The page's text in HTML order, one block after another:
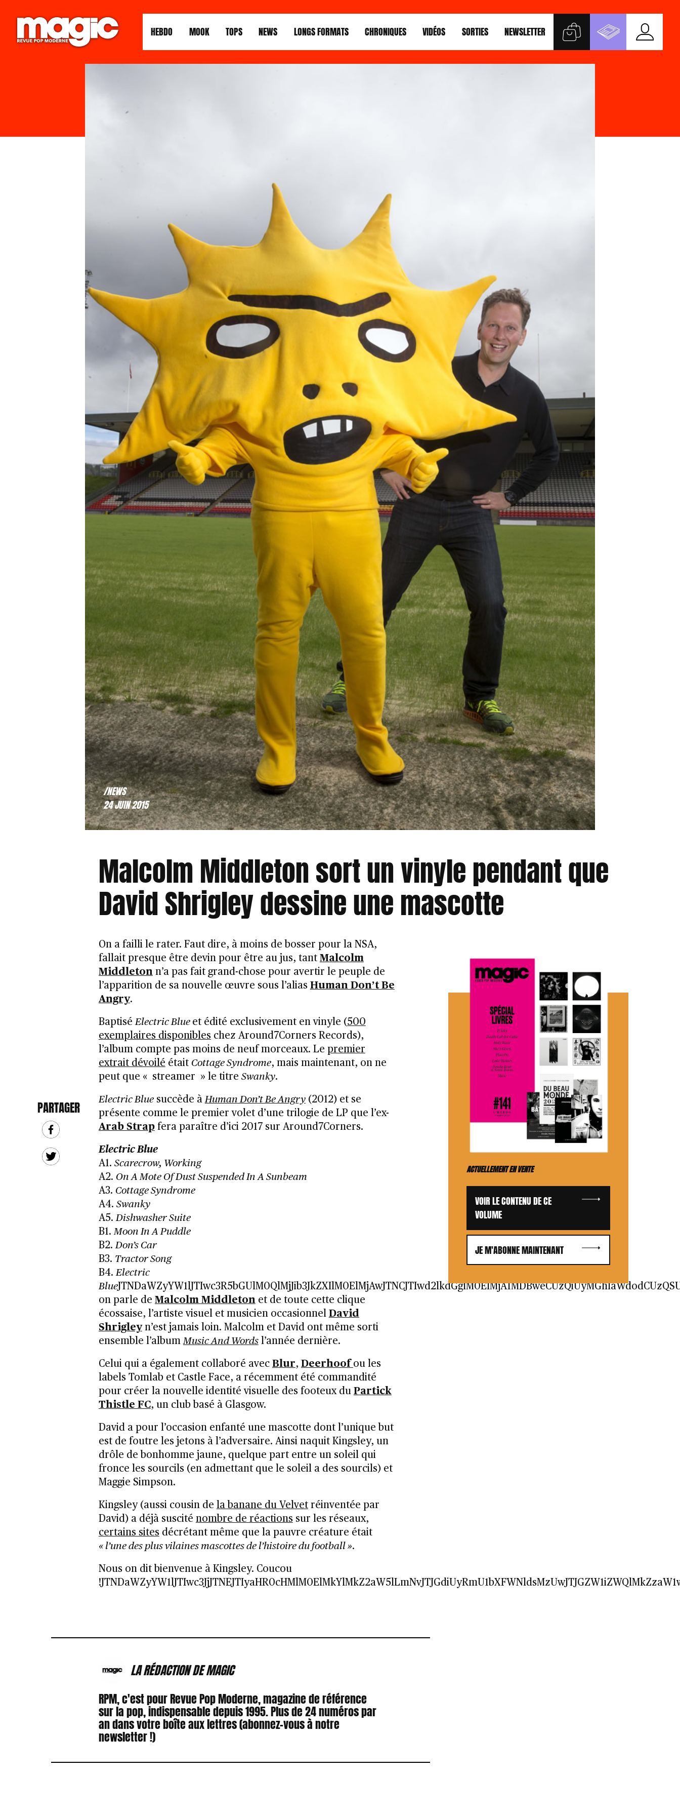
HEBDO MOOK TOPS NEWS LONGS FORMATS CHRONIQUES VIDÉOS SORTIES NEWSLETTER
/NEWS
24 JUIN 2015
Malcolm Middleton sort un vinyle pendant que
David Shrigley dessine une mascotte
PARTAGER
On a failli le rater. Faut dire, à moins de bosser pour la NSA,
fallait presque être devin pour être au jus, tant Malcolm
Middletonn’a pas fait grand-chose pour avertir le peuple de
l’apparition de sa nouvelle œuvre sous l’alias Human Don’t Be
Angry.
BaptiséElectric Blue et édité exclusivement en vinyle (500
exemplaires disponibleschez Around7Corners Records),
l’album compte pas moins de neuf morceaux. Le premier
extrait dévoilé était Cottage Syndrome, mais maintenant, on ne
peut que « streamer » le titre Swanky.
Electric Bluesuccède àHuman Don’t Be Angry(2012) et se
présente comme le premier volet d’une trilogie de LP que l’ex-
Arab Strapfera paraître d’ici 2017 sur Around7Corners.
Electric Blue
A1. Scarecrow, Working
A2. On A Mote Of Dust Suspended In A Sunbeam
A3. Cottage Syndrome
A4. Swanky
A5.Dishwasher Suite
B1.Moon In A Puddle
B2.Don’s Car
B3. Tractor Song
B4.Electric
Blue
on parle de Malcolm Middletonet de toute cette clique
écossaise, l’artiste visuel et musicien occasionnel David
Shrigleyn’est jamais loin. Malcolm et David ont même sorti
ensemble l’albumMusic And Wordsl’année dernière.
Celui qui a également collaboré avec Blur, Deerhoof ou les
labels Tomlab et Castle Face, a récemment été commandité
pour créer la nouvelle identité visuelle des footeux du Partick
Thistle FC, un club basé à Glasgow.
David a pour l’occasion enfanté une mascotte dont l’unique but
est de foutre les jetons à l’adversaire. Ainsi naquit Kingsley, un
drôle de bonhomme jaune, quelque part entre un soleil qui
fronce les sourcils (en admettant que le soleil a des sourcils) et
Maggie Simpson.
Kingsley (aussi cousin de la banane du Velvetréinventée par
David) a déjà suscité nombre de réactionssur les réseaux,
certains sitesdécrétant même que la pauvre créature était
« l’une des plus vilaines mascottes de l’histoire du football ».
Nous on dit bienvenue à Kingsley. Coucou
LA RÉDACTION DE MAGIC
RPM, c'est pour Revue Pop Moderne, magazine de référence
sur la pop, indispensable depuis 1995. Plus de 24 numéros par
an dans votre boîte aux lettres (abonnez-vous à notre
newsletter !)
ACTUELLEMENT EN VENTE
VOIR LE CONTENU DE CE
VOLUME
JE M'ABONNE MAINTENANT